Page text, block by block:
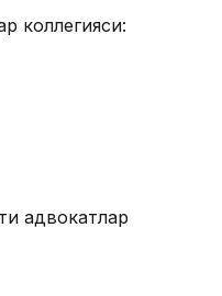
коллегияси:
адвокатлар